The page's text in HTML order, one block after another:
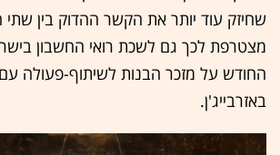
שחיזק עוד יותר את הקשר ההדוק בין
מצטרפת לכך גם לשכת רואי החשבון
החודש על מזכר הבנות לשיתוף-פעולה
באזרבייג'ן.